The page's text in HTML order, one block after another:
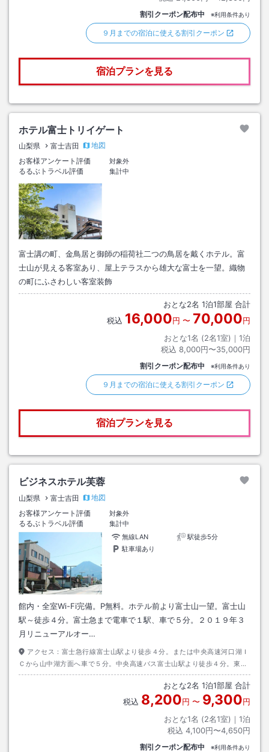
割引クーポン配布中 ※利用条件あり
９月までの宿泊に使える割引クーポン
宿泊プランを見る
ホテル富士トリイゲート
山梨県 富士吉田
地図
お客様アンケート評価
対象外
るるぶトラベル評価 集計中
富士講の町、金鳥居と御師の稲荷社二つの鳥居を戴くホテル。富
士山が見える客室あり、屋上テラスから雄大な富士を一望。織物
の町にふさわしい客室装飾
おとな2名 1泊1部屋 合計
税込 16,000円 〜 70,000円
おとな1名 (2名1室)｜ 1泊
税込 8,000円〜35,000円
割引クーポン配布中 ※利用条件あり
９月までの宿泊に使える割引クーポン
宿泊プランを見る
ビジネスホテル芙蓉
山梨県 富士吉田
地図
お客様アンケート評価
対象外
るるぶトラベル評価
集計中
無線LAN
駅徒歩5分
駐車場あり
館内・全室Wi-Fi完備。P無料。ホテル前より富士山一望。富士山
駅～徒歩４分。富士急まで電車で１駅、車で５分。２０１９年３
月リニューアルオー…
アクセス： 富士急行線富士山駅より徒歩４分。または中央高速河口湖Ｉ
Ｃから山中湖方面へ車で５分。中央高速バス富士山駅より徒歩４分。東名
高速御殿場ＩＣ東富士五湖道路経由富士吉田ＩＣから車で５分。
おとな2名 1泊1部屋 合計
税込 8,200円 〜 9,300円
おとな1名 (2名1室)｜ 1泊
税込 4,100円〜4,650円
割引クーポン配布中 ※利用条件あり